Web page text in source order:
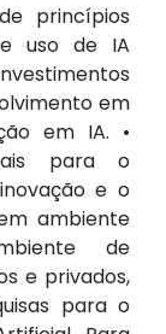
princípios
uso de IA
em
em IA. •
para o
e o
ambiente
de
e privados,
para o